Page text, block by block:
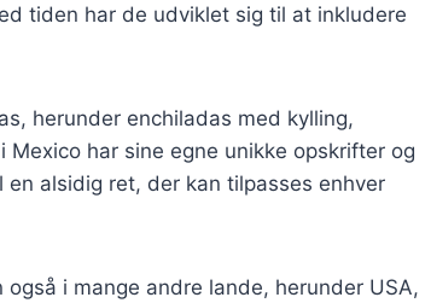
tiden har de udviklet sig til at inkludere
herunder enchiladas med kylling,
har sine egne unikke opskrifter og
alsidig ret, der kan tilpasses enhver
i mange andre lande, herunder USA,